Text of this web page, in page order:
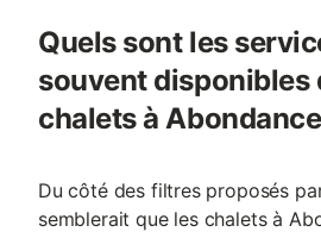
Quels sont les
souvent disponibles
chalets à
Du côté des filtres proposés
semblerait que les chalets à